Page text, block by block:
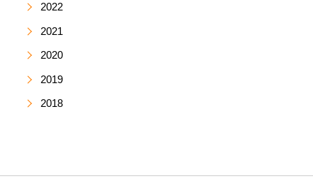
2022
2021
2020
2019
2018